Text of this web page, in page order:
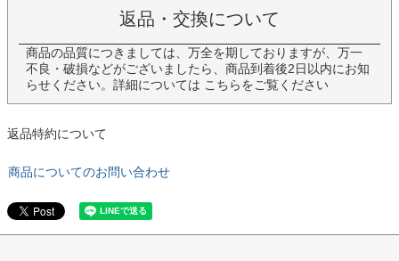
返品・交換について
商品の品質につきましては、万全を期しておりますが、万一
不良・破損などがございましたら、商品到着後2日以内にお知
らせください。詳細については こちらをご覧ください
返品特約について
商品についてのお問い合わせ